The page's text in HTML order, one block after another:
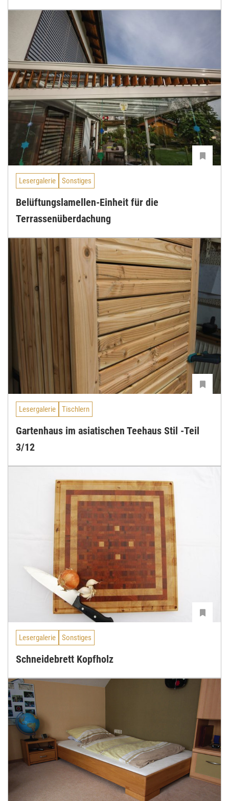
Lesergalerie Sonstiges
Belüftungslamellen-Einheit für die
Terrassenüberdachung
Lesergalerie Tischlern
Gartenhaus im asiatischen Teehaus Stil -Teil
3/12
Lesergalerie Sonstiges
Schneidebrett Kopfholz